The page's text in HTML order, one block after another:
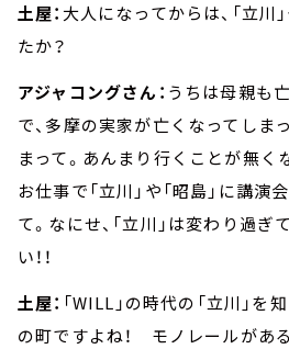
土屋： 大人になってからは、「立川
たか？
アジャコングさん： うちは母親も
で、多摩の実家が亡くなってしま
まって。あんまり行くことが無く
お仕事で「立川」や「昭島」に講
て。なにせ、「立川」は変わり過
い！！
土屋： 「WILL」の時代の「立川」を
の町ですよね！ モノレールがあ